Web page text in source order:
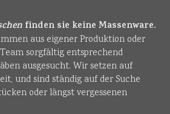
finden sie keine Massenware.
aus eigener Produktion oder
sorgfältig entsprechend
ausgesucht. Wir setzen auf
und sind ständig auf der Suche
oder längst vergessenen